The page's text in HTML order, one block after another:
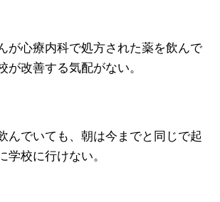
が心療内科で処方された薬を飲んで
が改善する気配がない。
んでいても、朝は今までと同じで起
学校に行けない。